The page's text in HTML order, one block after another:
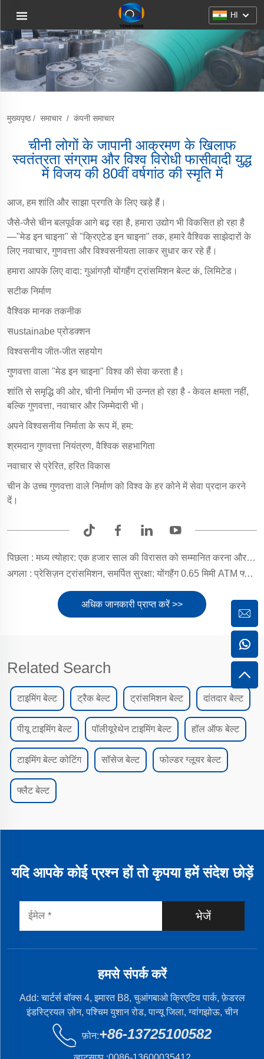
HI
मुख्यपृष्ठ/ समाचार / कंपनी समाचार
चीनी लोगों के जापानी आक्रमण के खिलाफ
स्वतंत्रता संग्राम और विश्व विरोधी फासीवादी युद्ध
में विजय की 80वीं वर्षगांठ की स्मृति में
आज, हम शांति और साझा प्रगति के लिए खड़े हैं।
जैसे-जैसे चीन बलपूर्वक आगे बढ़ रहा है, हमारा उद्योग भी विकसित हो रहा है
—"मेड इन चाइना" से "क्रिएटेड इन चाइना" तक, हमारे वैश्विक साझेदारों के
लिए नवाचार, गुणवत्ता और विश्वसनीयता लाकर सुधार कर रहे हैं।
हमारा आपके लिए वादा: गुआंगज़ौ योंगहैंग ट्रांसमिशन बेल्ट कं, लिमिटेड।
सटीक निर्माण
वैश्विक मानक तकनीक
सustainabe प्रोडक्शन
विश्वसनीय जीत-जीत सहयोग
गुणवत्ता वाला "मेड इन चाइना" विश्व की सेवा करता है।
शांति से समृद्धि की ओर, चीनी निर्माण भी उन्नत हो रहा है - केवल क्षमता नहीं,
बल्कि गुणवत्ता, नवाचार और जिम्मेदारी भी।
अपने विश्वसनीय निर्माता के रूप में, हम:
श्रमदान गुणवत्ता नियंत्रण, वैश्विक सहभागिता
नवाचार से प्रेरित, हरित विकास
चीन के उच्च गुणवत्ता वाले निर्माण को विश्व के हर कोने में सेवा प्रदान करने
दें।
पिछला : मध्य त्योहार: एक हजार साल की विरासत को सम्मानित करना और जीवन के उपहार के लिए कृतज्ञता
अगला : प्रेसिज़न ट्रांसमिशन, समर्पित सुरक्षा: योंगहैंग 0.65 मिमी ATM फ्लैट बेल्ट
अधिक जानकारी प्राप्त करें >>
Related Search
टाइमिंग बेल्ट ट्रैक बेल्ट ट्रांसमिशन बेल्ट दांतदार बेल्ट
पीयू टाइमिंग बेल्ट पॉलीयूरेथेन टाइमिंग बेल्ट हॉल ऑफ बेल्ट
टाइमिंग बेल्ट कोटिंग सॉसेज बेल्ट फोल्डर ग्लूयर बेल्ट
फ्लैट बेल्ट
यदि आपके कोई प्रश्न हों तो कृपया हमें संदेश छोड़ें
भेजें
हमसे संपर्क करें
Add: चार्टर्स बॉक्स 4, इमारत B8, चुआंगबाओ क्रिएटिव पार्क, फ़ेडरल
इंडस्ट्रियल ज़ोन, पश्चिम युशान रोड, पान्यू जिला, ग्वांगझोऊ, चीन
फ़ोन:+86-13725100582